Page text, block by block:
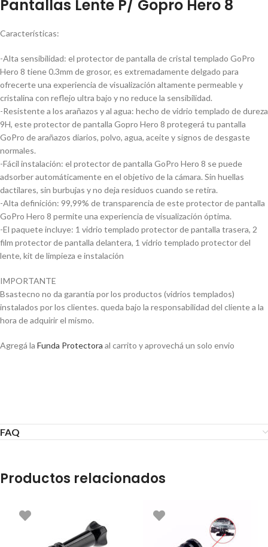
Pantallas Lente P/ Gopro Hero 8
Características:
-Alta sensibilidad: el protector de pantalla de cristal templado GoPro
Hero 8 tiene 0.3mm de grosor, es extremadamente delgado para
ofrecerte una experiencia de visualización altamente permeable y
cristalina con reflejo ultra bajo y no reduce la sensibilidad.
-Resistente a los arañazos y al agua: hecho de vidrio templado de dureza
9H, este protector de pantalla Gopro Hero 8 protegerá tu pantalla
GoPro de arañazos diarios, polvo, agua, aceite y signos de desgaste
normales.
-Fácil instalación: el protector de pantalla GoPro Hero 8 se puede
adsorber automáticamente en el objetivo de la cámara. Sin huellas
dactilares, sin burbujas y no deja residuos cuando se retira.
-Alta definición: 99,99% de transparencia de este protector de pantalla
GoPro Hero 8 permite una experiencia de visualización óptima.
-El paquete incluye: 1 vidrio templado protector de pantalla trasera, 2
film protector de pantalla delantera, 1 vidrio templado protector del
lente, kit de limpieza e instalación
IMPORTANTE
Bsastecno no da garantía por los productos (vidrios templados)
instalados por los clientes. queda bajo la responsabilidad del cliente a la
hora de adquirir el mismo.
Agregá la Funda Protectora al carrito y aprovechá un solo envio
FAQ
Productos relacionados